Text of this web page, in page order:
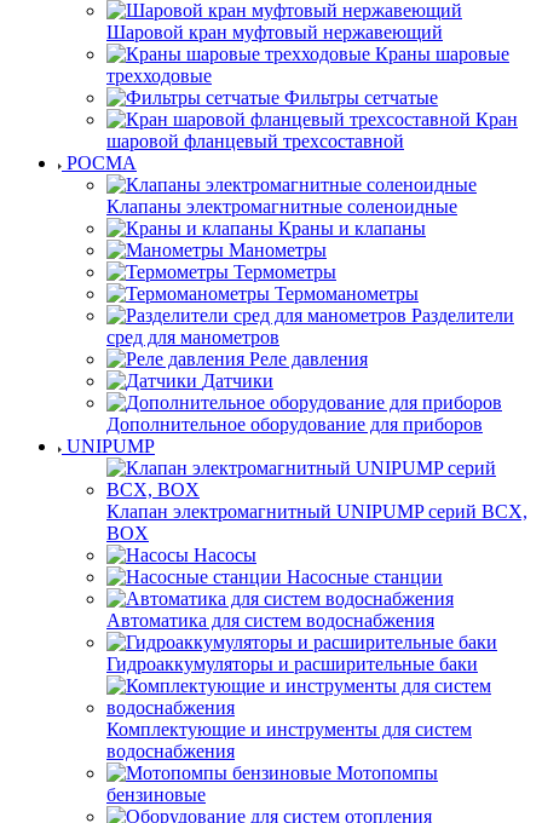
Шаровой кран муфтовый нержавеющий
Краны шаровые
трехходовые
Фильтры сетчатые
Кран
шаровой фланцевый трехсоставной
РОСМА
Клапаны электромагнитные соленоидные
Краны и клапаны
Манометры
Термометры
Термоманометры
Разделители
сред для манометров
Реле давления
Датчики
Дополнительное оборудование для приборов
UNIPUMP
Клапан электромагнитный UNIPUMP серий BCX,
BOX
Насосы
Насосные станции
Автоматика для систем водоснабжения
Гидроаккумуляторы и расширительные баки
Комплектующие и инструменты для систем
водоснабжения
Мотопомпы
бензиновые